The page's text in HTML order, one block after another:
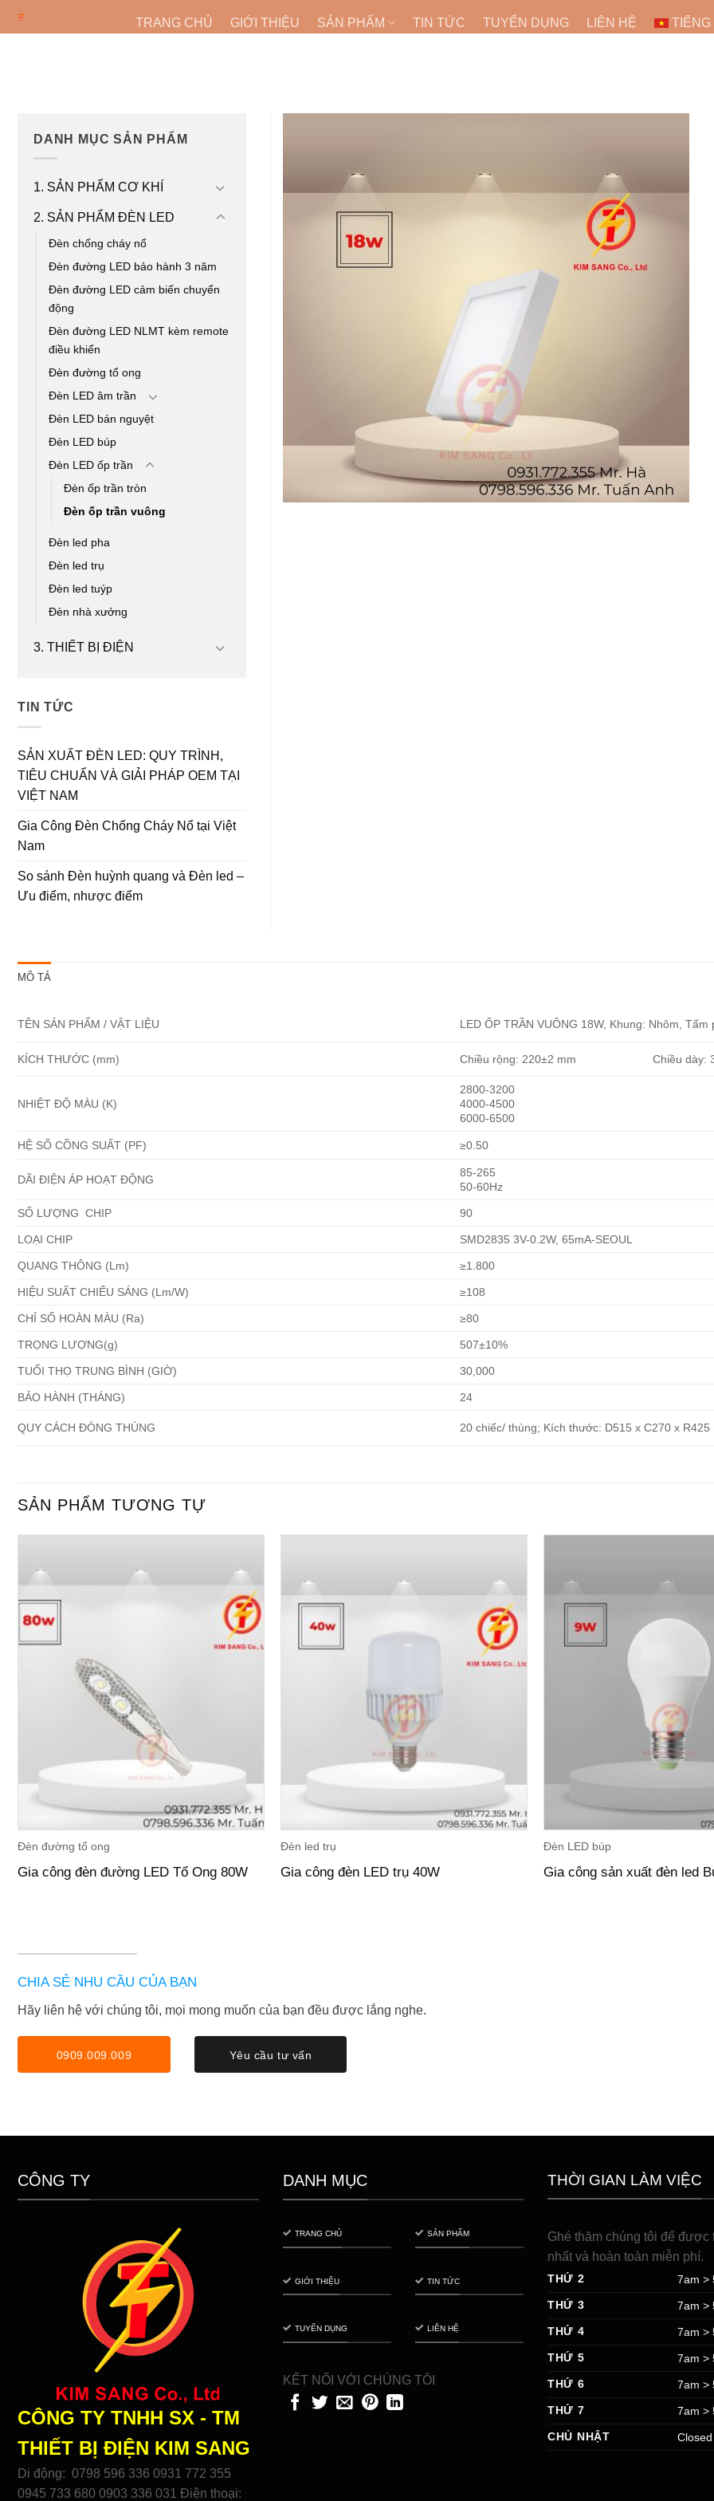
TRANG CHỦ GIỚI THIỆU SẢN PHẨM TIN TỨC TUYỂN DỤNG LIÊN HỆ TIẾNG
DANH MỤC SẢN PHẨM
1. SẢN PHẨM CƠ KHÍ
2. SẢN PHẨM ĐÈN LED
Đèn chống cháy nổ
Đèn đường LED bảo hành 3 năm
Đèn đường LED cảm biến chuyển
động
Đèn đường LED NLMT kèm remote
điều khiển
Đèn đường tổ ong
Đèn LED âm trần
Đèn LED bán nguyệt
Đèn LED búp
Đèn LED ốp trần
Đèn ốp trần tròn
Đèn ốp trần vuông
Đèn led pha
Đèn led trụ
Đèn led tuýp
Đèn nhà xưởng
3. THIẾT BỊ ĐIỆN
TIN TỨC
SẢN XUẤT ĐÈN LED: QUY TRÌNH,
TIÊU CHUẨN VÀ GIẢI PHÁP OEM TẠI
VIỆT NAM
Gia Công Đèn Chống Cháy Nổ tại Việt
Nam
So sánh Đèn huỳnh quang và Đèn led –
Ưu điểm, nhược điểm
MÔ TẢ
TÊN SẢN PHẨM / VẬT LIỆU LED ỐP TRẦN VUÔNG 18W, Khung: Nhôm, Tấm
KÍCH THƯỚC (mm) Chiều rộng: 220±2 mm Chiều dày:
NHIỆT ĐỘ MÀU (K)
2800-3200
4000-4500
6000-6500
HỆ SỐ CỒNG SUẤT (PF) ≥0.50
DÃI ĐIỆN ÁP HOẠT ĐỘNG
85-265
50-60Hz
SỐ LƯỢNG CHIP 90
LOẠI CHIP SMD2835 3V-0.2W, 65mA-SEOUL
QUANG THÔNG (Lm) ≥1.800
HIỆU SUẤT CHIẾU SÁNG (Lm/W) ≥108
CHỈ SỐ HOÀN MÀU (Ra) ≥80
TRỌNG LƯỢNG(g) 507±10%
TUỔI THỌ TRUNG BÌNH (GIỜ) 30,000
BẢO HÀNH (THÁNG) 24
QUY CÁCH ĐÓNG THÙNG 20 chiếc/ thùng; Kích thước: D515 x C270 x R425
SẢN PHẨM TƯƠNG TỰ
Đèn đường tổ ong
Gia công đèn đường LED Tổ Ong 80W
Đèn led trụ
Gia công đèn LED trụ 40W
Đèn LED búp
Gia công sản xuất đèn led
CHIA SẺ NHU CẦU CỦA BẠN
Hãy liên hệ với chúng tôi, mọi mong muốn của bạn đều được lắng nghe.
0909.009.009 Yêu cầu tư vấn
CÔNG TY
CÔNG TY TNHH SX - TM
THIẾT BỊ ĐIỆN KIM SANG
Di động: 0798 596 336 0931 772 355
0945 733 680 0903 336 031 Điện thoại:
DANH MỤC
TRANG CHỦ
GIỚI THIỆU
TUYỂN DỤNG
SẢN PHẨM
TIN TỨC
LIÊN HỆ
KẾT NỐI VỚI CHÚNG TÔI
THỜI GIAN LÀM VIỆC
Ghé thăm chúng tôi để được
nhất và hoàn toàn miễn phí.
THỨ 2
7am >
THỨ 3
7am >
THỨ 4
7am >
THỨ 5
7am >
THỨ 6
7am >
THỨ 7
7am >
CHỦ NHẬT
Closed